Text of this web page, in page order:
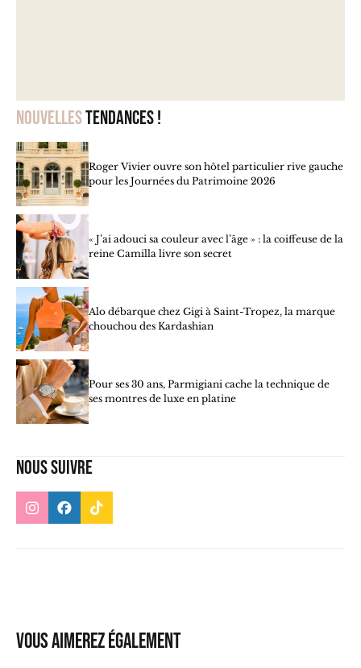
Nouvellestendances !
Roger Vivier ouvre son hôtel particulier rive gauche
pour les Journées du Patrimoine 2026
« J’ai adouci sa couleur avec l’âge » : la coiffeuse de la
reine Camilla livre son secret
Alo débarque chez Gigi à Saint-Tropez, la marque
chouchou des Kardashian
Pour ses 30 ans, Parmigiani cache la technique de
ses montres de luxe en platine
Nous suivre
Vous aimerez également